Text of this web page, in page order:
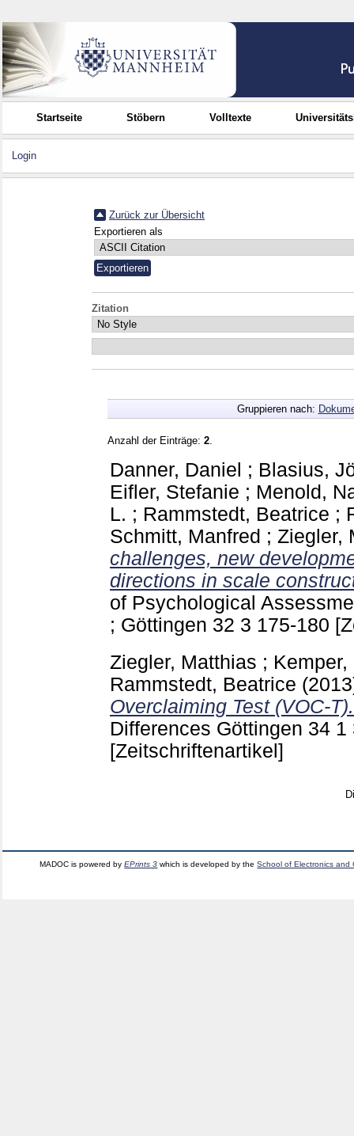
Startseite Stöbern Volltexte
Login
Zurück zur Übersicht
Exportieren als
Zitation
Gruppieren nach:
Anzahl der Einträge: 2
Danner, Daniel ; Blasius,
Eifler, Stefanie ; Menold,
L. ; Rammstedt, Beatrice ;
Schmitt, Manfred ; Ziegler,
challenges, new
directions in scale
of Psychological
; Göttingen 32 3 175-180
Ziegler, Matthias ;
Rammstedt, Beatrice
Overclaiming Test (VOC-T).
Differences Göttingen 34 1
[Zeitschriftenartikel]
MADOC is powered byEPrints 3 which is developed by theSchool of Electronics and